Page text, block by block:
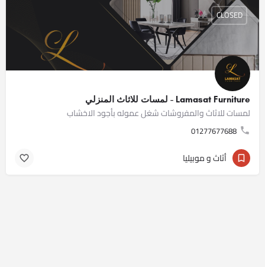
Lamasat Furniture - لمسات للاثاث المنزلي
لمسات للاثاث والمفروشات شغل عموله بأجود الاخشاب
01277677688
CLOSED
أثاث و موبيليا